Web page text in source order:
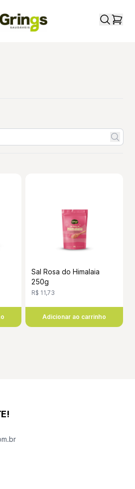
Sal Rosa do Himalaia
250g
R$ 11,73
Adicionar ao carrinho